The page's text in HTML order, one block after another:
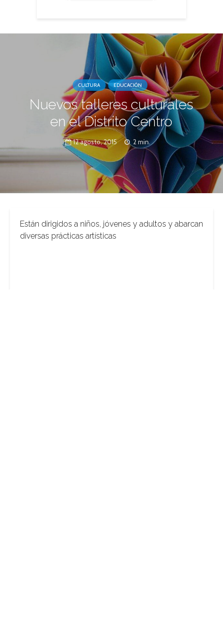
CULTURA EDUCACIÓN
Nuevos talleres culturales
en el Distrito Centro
12 agosto, 2015 2 min.
Están dirigidos a niños, jóvenes y adultos y abarcan
diversas prácticas artísticas